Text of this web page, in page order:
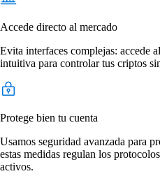
Accede directo al mercado
Evita interfaces complejas: accede
intuitiva para controlar tus criptos
Protege bien tu cuenta
Usamos seguridad avanzada para
estas medidas regulan los
activos.